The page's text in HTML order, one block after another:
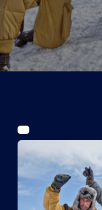
Tickets
Kurier Romy 2026